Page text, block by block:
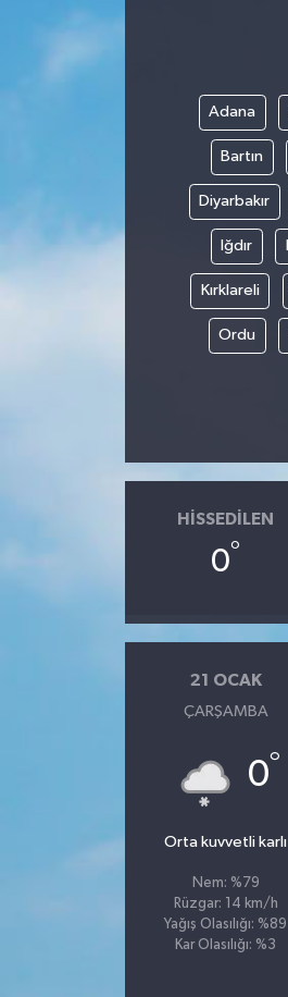
Adana
Bartın
Diyarbakır
Iğdır
Kırklareli
Ordu
HISSEDILEN
0°
21 OCAK
ÇARŞAMBA
0°
Orta kuvvetli karlı
Nem: %79
Rüzgar: 14 km/h
Yağış Olasılığı: %89
Kar Olasılığı: %3